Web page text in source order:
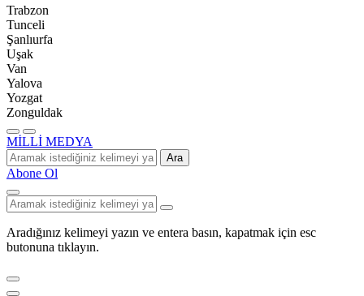
Trabzon
Tunceli
Şanlıurfa
Uşak
Van
Yalova
Yozgat
Zonguldak
MİLLİ MEDYA
Ara
Abone Ol
Aradığınız kelimeyi yazın ve entera basın, kapatmak için esc
butonuna tıklayın.